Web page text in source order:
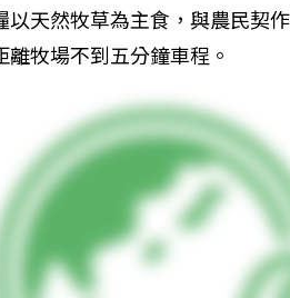
天然牧草為主食，與農民契
牧場不到五分鐘車程。